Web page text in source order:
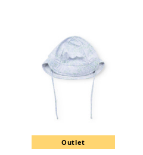
Outlet